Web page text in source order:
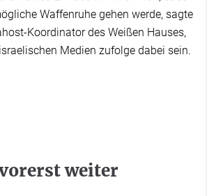
Waffenruhe gehen werde, sagte
Koordinator des Weißen Hauses,
Medien zufolge dabei sein.
weiter